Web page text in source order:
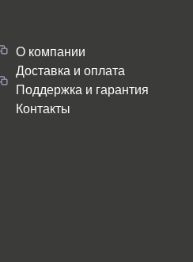
О компании
Доставка и оплата
Поддержка и гарантия
Контакты